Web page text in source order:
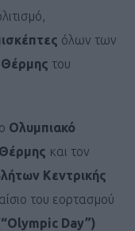
όλων των
Θέρμης του
Ολυμπιακό
και τον
Κεντρικής
του εορτασμού
Day”)